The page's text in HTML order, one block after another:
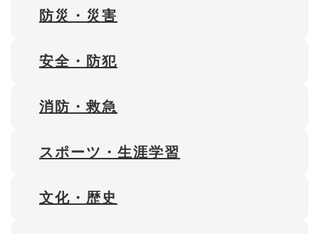
防災・災害
安全・防犯
消防・救急
スポーツ・生涯学習
文化・歴史